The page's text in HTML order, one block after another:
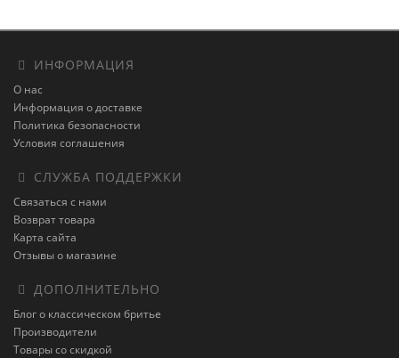
ИНФОРМАЦИЯ
О нас
Информация о доставке
Политика безопасности
Условия соглашения
СЛУЖБА ПОДДЕРЖКИ
Связаться с нами
Возврат товара
Карта сайта
Отзывы о магазине
ДОПОЛНИТЕЛЬНО
Блог о классическом бритье
Производители
Товары со скидкой